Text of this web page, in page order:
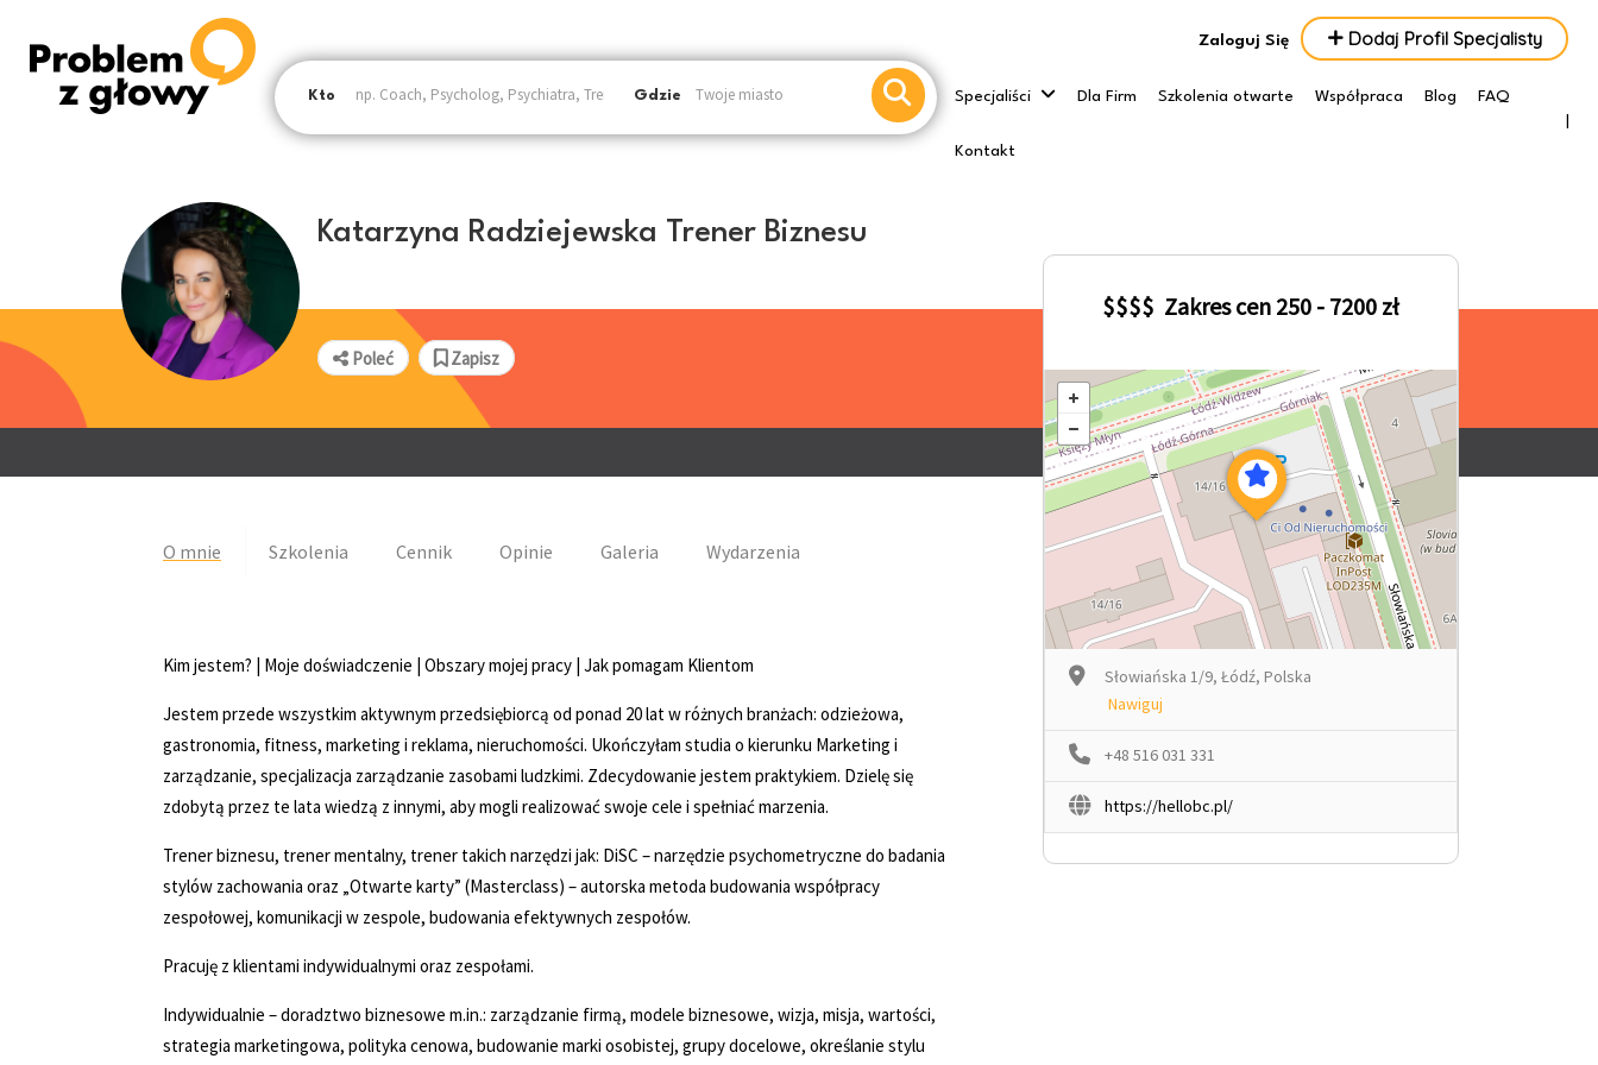
Kto Gdzie
Zaloguj Się Dodaj Profil Specjalisty
Specjaliści Dla Firm Szkolenia otwarte Współpraca Blog FAQ
Kontakt
Katarzyna Radziejewska Trener Biznesu
Poleć Zapisz
O mnie Szkolenia Cennik Opinie Galeria Wydarzenia
Kim jestem? | Moje doświadczenie | Obszary mojej pracy | Jak pomagam Klientom
Jestem przede wszystkim aktywnym przedsiębiorcą od ponad 20 lat w różnych branżach: odzieżowa,
gastronomia, fitness, marketing i reklama, nieruchomości. Ukończyłam studia o kierunku Marketing i
zarządzanie, specjalizacja zarządzanie zasobami ludzkimi. Zdecydowanie jestem praktykiem. Dzielę się
zdobytą przez te lata wiedzą z innymi, aby mogli realizować swoje cele i spełniać marzenia.
Trener biznesu, trener mentalny, trener takich narzędzi jak: DiSC – narzędzie psychometryczne do badania
stylów zachowania oraz „Otwarte karty” (Masterclass) – autorska metoda budowania współpracy
zespołowej, komunikacji w zespole, budowania efektywnych zespołów.
Pracuję z klientami indywidualnymi oraz zespołami.
Indywidualnie – doradztwo biznesowe m.in.: zarządzanie firmą, modele biznesowe, wizja, misja, wartości,
strategia marketingowa, polityka cenowa, budowanie marki osobistej, grupy docelowe, określanie stylu
$$$$ Zakres cen 250 - 7200 zł
Słowiańska 1/9, Łódź, Polska
Nawiguj
+48 516 031 331
https://hellobc.pl/